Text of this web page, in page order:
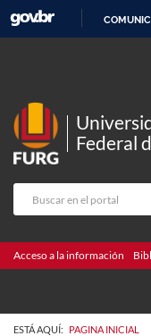
Federal
Acceso a la información
ESTÁ AQUÍ: PAGINA INICIAL